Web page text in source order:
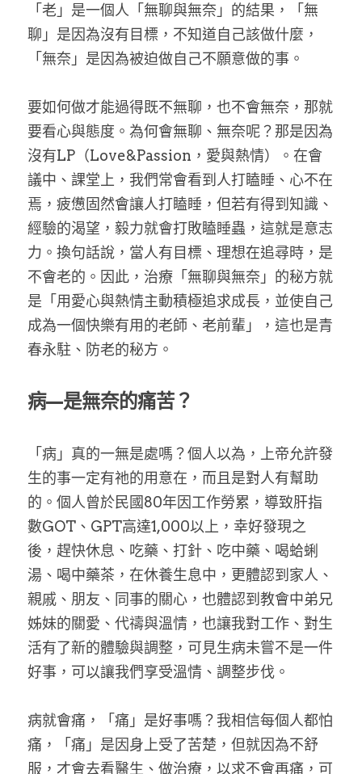
「老」是一個人「無聊與無奈」的結果，「無
聊」是因為沒有目標，不知道自己該做什麼，
「無奈」是因為被迫做自己不願意做的事。
要如何做才能過得既不無聊，也不會無奈，那就
要看心與態度。為何會無聊、無奈呢？那是因為
沒有LP（Love&Passion，愛與熱情）。在會
議中、課堂上，我們常會看到人打瞌睡、心不在
焉，疲憊固然會讓人打瞌睡，但若有得到知識、
經驗的渴望，毅力就會打敗瞌睡蟲，這就是意志
力。換句話說，當人有目標、理想在追尋時，是
不會老的。因此，治療「無聊與無奈」的秘方就
是「用愛心與熱情主動積極追求成長，並使自己
成為一個快樂有用的老師、老前輩」，這也是青
春永駐、防老的秘方。
病—是無奈的痛苦？
「病」真的一無是處嗎？個人以為，上帝允許發
生的事一定有祂的用意在，而且是對人有幫助
的。個人曾於民國80年因工作勞累，導致肝指
數GOT、GPT高達1,000以上，幸好發現之
後，趕快休息、吃藥、打針、吃中藥、喝蛤蜊
湯、喝中藥茶，在休養生息中，更體認到家人、
親戚、朋友、同事的關心，也體認到教會中弟兄
姊妹的關愛、代禱與溫情，也讓我對工作、對生
活有了新的體驗與調整，可見生病未嘗不是一件
好事，可以讓我們享受溫情、調整步伐。
病就會痛，「痛」是好事嗎？我相信每個人都怕
痛，「痛」是因身上受了苦楚，但就因為不舒
服，才會去看醫生、做治療，以求不會再痛，可